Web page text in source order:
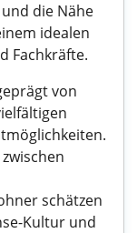
die Nähe
idealen
Fachkräfte.
von
schätzen
Kultur und